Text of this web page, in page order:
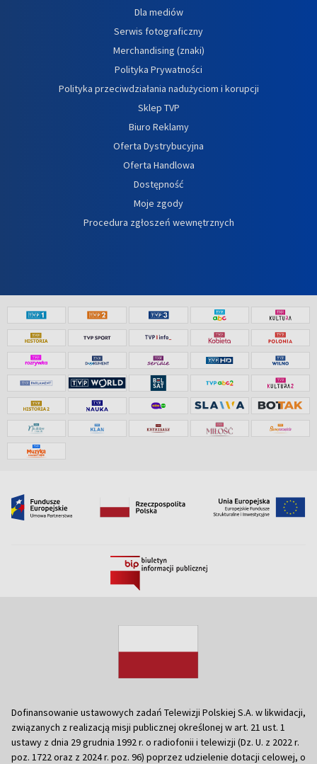
Dla mediów
Serwis fotograficzny
Merchandising (znaki)
Polityka Prywatności
Polityka przeciwdziałania nadużyciom i korupcji
Sklep TVP
Biuro Reklamy
Oferta Dystrybucyjna
Oferta Handlowa
Dostępność
Moje zgody
Procedura zgłoszeń wewnętrznych
Dofinansowanie ustawowych zadań Telewizji Polskiej S.A. w likwidacji,
związanych z realizacją misji publicznej określonej w art. 21 ust. 1
ustawy z dnia 29 grudnia 1992 r. o radiofonii i telewizji (Dz. U. z 2022 r.
poz. 1722 oraz z 2024 r. poz. 96) poprzez udzielenie dotacji celowej, o